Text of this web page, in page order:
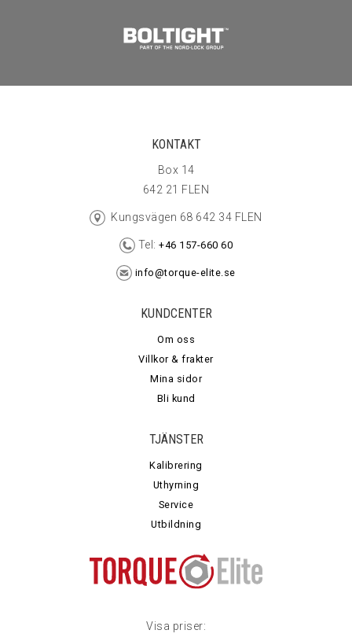
KONTAKT
Box 14
642 21 FLEN
Kungsvägen 68 642 34 FLEN
Tel: +46 157-660 60
info@torque-elite.se
KUNDCENTER
Om oss
Villkor & frakter
Mina sidor
Bli kund
TJÄNSTER
Kalibrering
Uthyrning
Service
Utbildning
Visa priser: